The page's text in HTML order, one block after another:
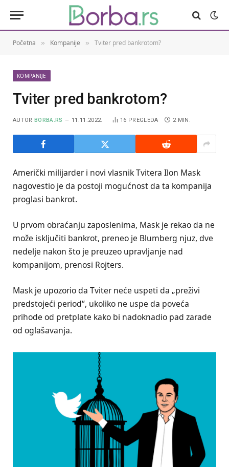
Početna » Kompanije » Tviter pred bankrotom?
KOMPANIJE
Tviter pred bankrotom?
AUTOR BORBA.RS 11.11.2022. 16 PREGLEDA 2 MIN.
Američki milijarder i novi vlasnik Tvitera Ilon Mask
nagovestio je da postoji mogućnost da ta kompanija
proglasi bankrot.
U prvom obraćanju zaposlenima, Mask je rekao da ne
može isključiti bankrot, preneo je Blumberg njuz, dve
nedelje nakon što je preuzeo upravljanje nad
kompanijom, prenosi Rojters.
Mask je upozorio da Tviter neće uspeti da „preživi
predstojeći period“, ukoliko ne uspe da poveća
prihode od pretplate kako bi nadoknadio pad zarade
od oglašavanja.